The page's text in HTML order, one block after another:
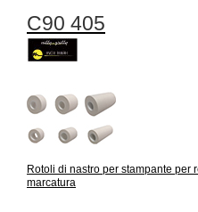
C90 405
Rotoli di nastro per stampante per
marcatura